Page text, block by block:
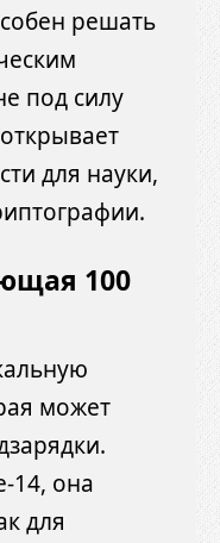
решать
под силу
для науки,
100
может
14, она
для